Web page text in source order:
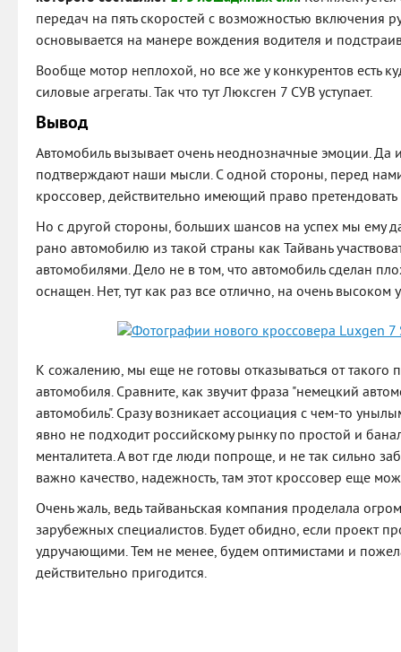
передач на пять скоростей с возможностью включения
основывается на манере вождения водителя и
Вообще мотор неплохой, но все же у конкурентов есть
силовые агрегаты. Так что тут Люксген 7 СУВ уступает.
Вывод
Автомобиль вызывает очень неоднозначные эмоции. Да
подтверждают наши мысли. С одной стороны, перед
кроссовер, действительно имеющий право
Но с другой стороны, больших шансов на успех мы ему
рано автомобилю из такой страны как Тайвань
автомобилями. Дело не в том, что автомобиль сделан
оснащен. Нет, тут как раз все отлично, на очень высоком
К сожалению, мы еще не готовы отказываться от такого
автомобиля. Сравните, как звучит фраза "немецкий
автомобиль". Сразу возникает ассоциация с чем-то
явно не подходит российскому рынку по простой и
менталитета. А вот где люди попроще, и не так сильно
важно качество, надежность, там этот кроссовер еще
Очень жаль, ведь тайваньская компания проделала
зарубежных специалистов. Будет обидно, если проект
удручающими. Тем не менее, будем оптимистами и
действительно пригодится.